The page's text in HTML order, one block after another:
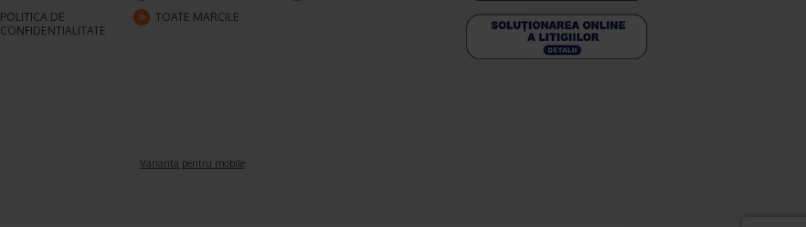
POLITICA DE
CONFIDENTIALITATE
TOATE MARCILE
Varianta pentru mobile